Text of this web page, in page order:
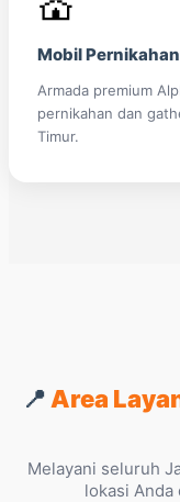
Mobil
Armada premium
pernikahan dan
Timur.
📍 Area
Melayani seluruh
lokasi Anda